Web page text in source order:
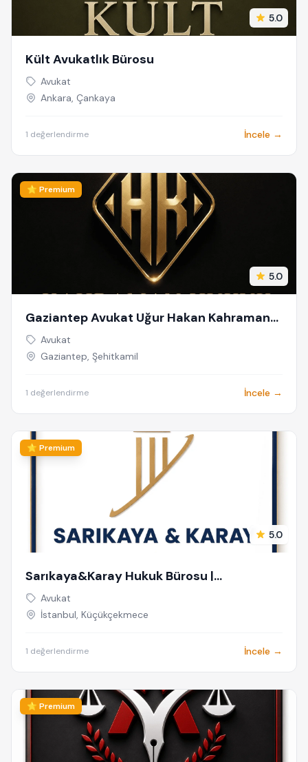
5.0
Kült Avukatlık Bürosu
Avukat
Ankara, Çankaya
1 değerlendirme İncele →
⭐ Premium
5.0
Gaziantep Avukat Uğur Hakan Kahraman
Avukat Fethi Kahraman-Kahraman Hukuk
Bürosu Gaziantep
Avukat
Gaziantep, Şehitkamil
1 değerlendirme İncele →
⭐ Premium
5.0
Sarıkaya&Karay Hukuk Bürosu |
Küçükçekmece Boşanma Avukatı |
Küçükçekmece Avukat | Ceza Davası
Avukat
İstanbul, Küçükçekmece
1 değerlendirme İncele →
⭐ Premium